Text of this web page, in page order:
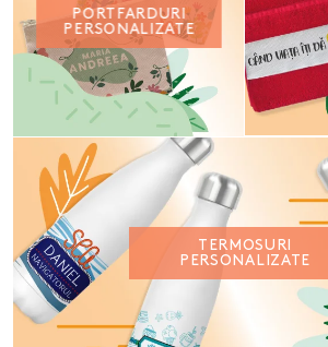
PORTFARDURI
PERSONALIZATE
TERMOSURI
PERSONALIZATE